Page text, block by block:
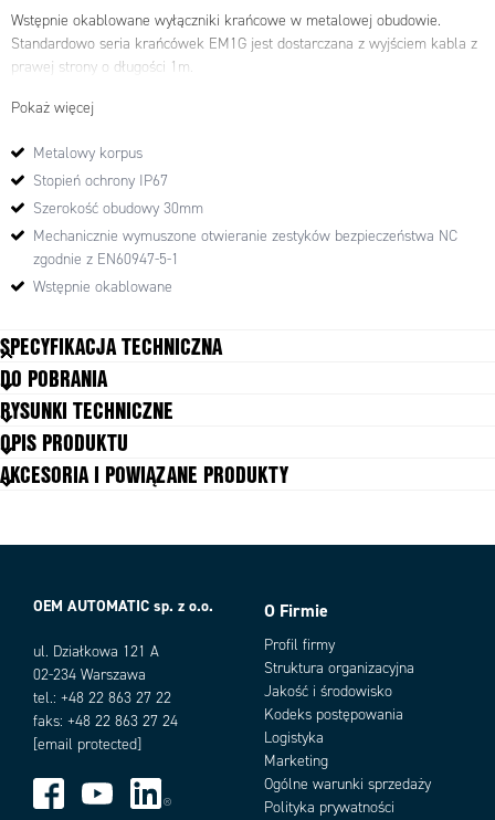
Wstępnie okablowane wyłączniki krańcowe w metalowej obudowie.
Standardowo seria krańcówek EM1G jest dostarczana z wyjściem kabla z
prawej strony o długości 1m.
Pokaż więcej
Metalowy korpus
Stopień ochrony IP67
Szerokość obudowy 30mm
Mechanicznie wymuszone otwieranie zestyków bezpieczeństwa NC
zgodnie z EN60947-5-1
Wstępnie okablowane
SPECYFIKACJA TECHNICZNA
Funkcja styków
Materiał obudowy
Max. napięcie AC 240 V
Podłączenie Kabel
Trwałość mechaniczna
wymuszonym prowadzeniem
Wejście kabla N/A
Znamionowy krótkotrwały prąd cieplny 10 A
DO POBRANIA
RYSUNKI TECHNICZNE
OPIS PRODUKTU
AKCESORIA I POWIĄZANE PRODUKTY
OEM AUTOMATIC sp. z o.o.
ul. Działkowa 121 A
02-234 Warszawa
tel.: +48 22 863 27 22
faks: +48 22 863 27 24
[email protected]
O Firmie
Profil firmy
Struktura organizacyjna
Jakość i środowisko
Kodeks postępowania
Logistyka
Marketing
Ogólne warunki sprzedaży
Polityka prywatności